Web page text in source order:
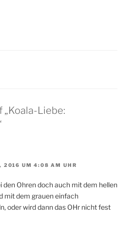
Liebe:
2016 UM 4:08 AM UHR
den Ohren doch auch mit dem hellen
mit dem grauen einfach
oder wird dann das OHr nicht fest